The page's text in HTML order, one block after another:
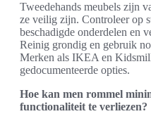
Tweedehands meubels zijn
ze veilig zijn. Controleer op
beschadigde onderdelen en
Reinig grondig en gebruik
Merken als IKEA en
gedocumenteerde opties.
Hoe kan men rommel
functionaliteit te verliezen?